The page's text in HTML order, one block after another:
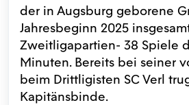
der in Augsburg geborene
Jahresbeginn 2025
Zweitligapartien- 38 Spiele
Minuten. Bereits bei seiner
beim Drittligisten SC Verl
Kapitänsbinde.